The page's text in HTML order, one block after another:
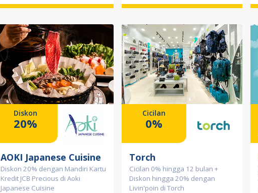
Diskon
20%
AOKI Japanese Cuisine
Diskon 20% dengan Mandiri Kartu
Kredit JCB Precious di Aoki
Japanese Cuisine
Cicilan
0%
Torch
Cicilan 0% hingga 12 bulan +
Diskon hingga 20% dengan
Livin'poin di Torch